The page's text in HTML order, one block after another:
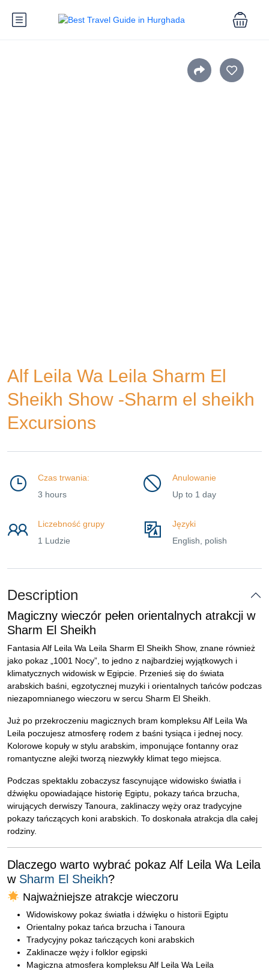
Alf Leila Wa Leila Sharm El
Sheikh Show -Sharm el sheikh
Excursions
Czas trwania:
3 hours
Anulowanie
Up to 1 day
Liczebność grupy
1 Ludzie
Języki
English, polish
Description
Magiczny wieczór pełen orientalnych atrakcji w
Sharm El Sheikh
Fantasia Alf Leila Wa Leila Sharm El Sheikh Show, znane również
jako pokaz „1001 Nocy”, to jedno z najbardziej wyjątkowych i
klimatycznych widowisk w Egipcie. Przenieś się do świata
arabskich baśni, egzotycznej muzyki i orientalnych tańców podczas
niezapomnianego wieczoru w sercu Sharm El Sheikh.
Już po przekroczeniu magicznych bram kompleksu Alf Leila Wa
Leila poczujesz atmosferę rodem z baśni tysiąca i jednej nocy.
Kolorowe kopuły w stylu arabskim, imponujące fontanny oraz
romantyczne alejki tworzą niezwykły klimat tego miejsca.
Podczas spektaklu zobaczysz fascynujące widowisko światła i
dźwięku opowiadające historię Egiptu, pokazy tańca brzucha,
wirujących derwiszy Tanoura, zaklinaczy węży oraz tradycyjne
pokazy tańczących koni arabskich. To doskonała atrakcja dla całej
rodziny.
Dlaczego warto wybrać pokaz Alf Leila Wa Leila
w Sharm El Sheikh?
Najważniejsze atrakcje wieczoru
Widowiskowy pokaz światła i dźwięku o historii Egiptu
Orientalny pokaz tańca brzucha i Tanoura
Tradycyjny pokaz tańczących koni arabskich
Zaklinacze węży i folklor egipski
Magiczna atmosfera kompleksu Alf Leila Wa Leila